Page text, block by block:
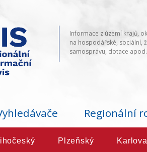
Informace z území krajů,
na hospodářské, sociální,
samosprávu, dotace apod.
Regionální
Plzeňský